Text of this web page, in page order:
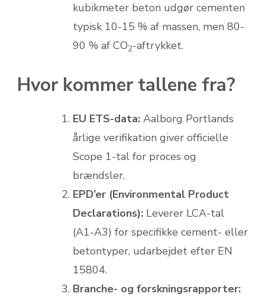
kubikmeter beton udgør cementen
typisk 10-15 % af massen, men 80-
90 % af CO2-aftrykket.
Hvor kommer tallene fra?
EU ETS-data: Aalborg Portlands
årlige verifikation giver officielle
Scope 1-tal for proces og
brændsler.
EPD’er (Environmental Product
Declarations): Leverer LCA-tal
(A1-A3) for specifikke cement- eller
beton­typer, udarbejdet efter EN
15804.
Branche- og forskningsrapporter: